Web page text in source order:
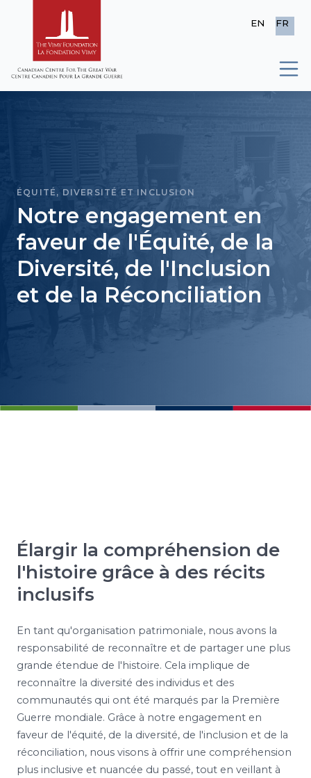
EN FR
ÉQUITÉ, DIVERSITÉ ET INCLUSION
Notre engagement en
faveur de l'Équité, de la
Diversité, de l'Inclusion
et de la Réconciliation
Élargir la compréhension de
l'histoire grâce à des récits
inclusifs
En tant qu'organisation patrimoniale, nous avons la
responsabilité de reconnaître et de partager une plus
grande étendue de l'histoire. Cela implique de
reconnaître la diversité des individus et des
communautés qui ont été marqués par la Première
Guerre mondiale. Grâce à notre engagement en
faveur de l'équité, de la diversité, de l'inclusion et de la
réconciliation, nous visons à offrir une compréhension
plus inclusive et nuancée du passé, tout en veillant à